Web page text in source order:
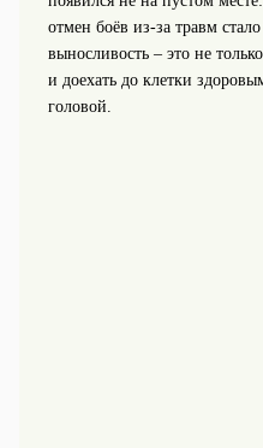
отмен боёв из‑за травм
выносливость – это не
и доехать до клетки
головой.